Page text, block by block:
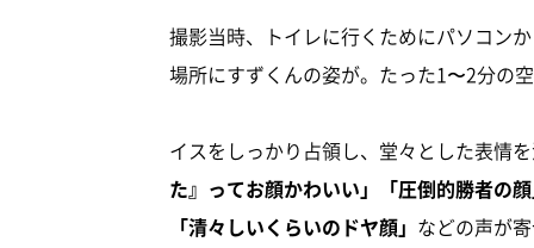
撮影当時、トイレに行くためにパソコン
場所にすずくんの姿が。たった1〜2分の
イスをしっかり占領し、堂々とした表情
た』ってお顔かわいい」「圧倒的勝者の
「清々しいくらいのドヤ顔」 などの声が